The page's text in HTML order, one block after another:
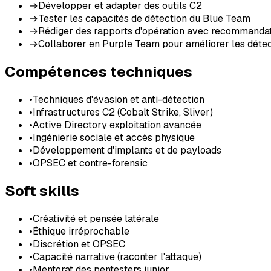
→Développer et adapter des outils C2
→Tester les capacités de détection du Blue Team
→Rédiger des rapports d'opération avec
→Collaborer en Purple Team pour améliorer les
Compétences techniques
•Techniques d'évasion et anti-détection
•Infrastructures C2 (Cobalt Strike, Sliver)
•Active Directory exploitation avancée
•Ingénierie sociale et accès physique
•Développement d'implants et de payloads
•OPSEC et contre-forensic
Soft skills
•Créativité et pensée latérale
•Éthique irréprochable
•Discrétion et OPSEC
•Capacité narrative (raconter l'attaque)